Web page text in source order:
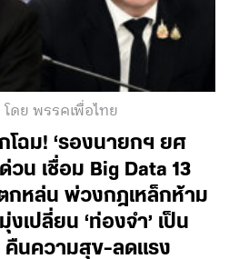
โดย พรรคเพื่อไทย
ฉม! ‘รองนายกฯ ยศ
วน เชื่อม Big Data 13
กหล่น พ่วงกฎเหล็กห้าม
เปลี่ยน ‘ท่องจำ’ เป็น
คืนความสุข-ลดแรง